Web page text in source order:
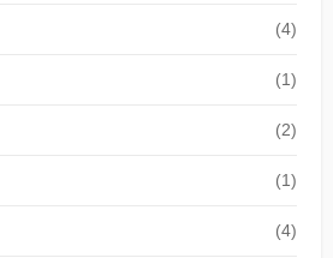
(4)
(1)
(2)
(1)
(4)